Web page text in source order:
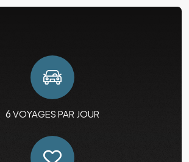
6 VOYAGES PAR JOUR